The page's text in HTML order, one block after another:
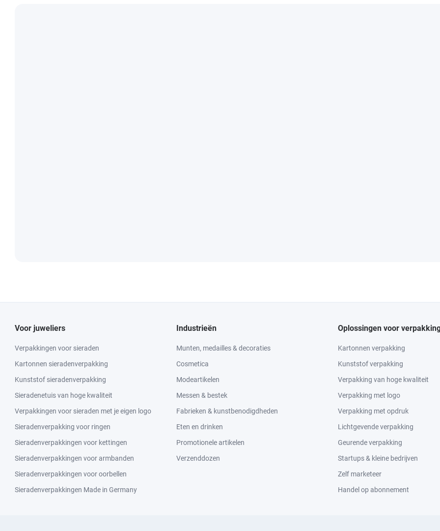
Voor juweliers
Verpakkingen voor sieraden
Kartonnen sieradenverpakking
Kunststof sieradenverpakking
Sieradenetuis van hoge kwaliteit
Verpakkingen voor sieraden met je eigen logo
Sieradenverpakking voor ringen
Sieradenverpakkingen voor kettingen
Sieradenverpakkingen voor armbanden
Sieradenverpakkingen voor oorbellen
Sieradenverpakkingen Made in Germany
Industrieën
Munten, medailles & decoraties
Cosmetica
Modeartikelen
Messen & bestek
Fabrieken & kunstbenodigdheden
Eten en drinken
Promotionele artikelen
Verzenddozen
Oplossingen voor
Kartonnen verpakking
Kunststof verpakking
Verpakking van hoge kwaliteit
Verpakking met logo
Verpakking met opdruk
Lichtgevende verpakking
Geurende verpakking
Startups & kleine bedrijven
Zelf marketeer
Handel op abonnement